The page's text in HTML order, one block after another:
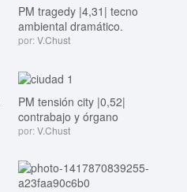
PM tragedy |4,31| tecno
ambiental dramático.
por:V.Chust
PM tensión city |0,52|
contrabajo y órgano
por:V.Chust